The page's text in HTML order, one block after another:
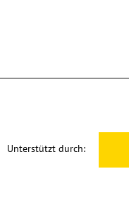
Unterstützt durch: